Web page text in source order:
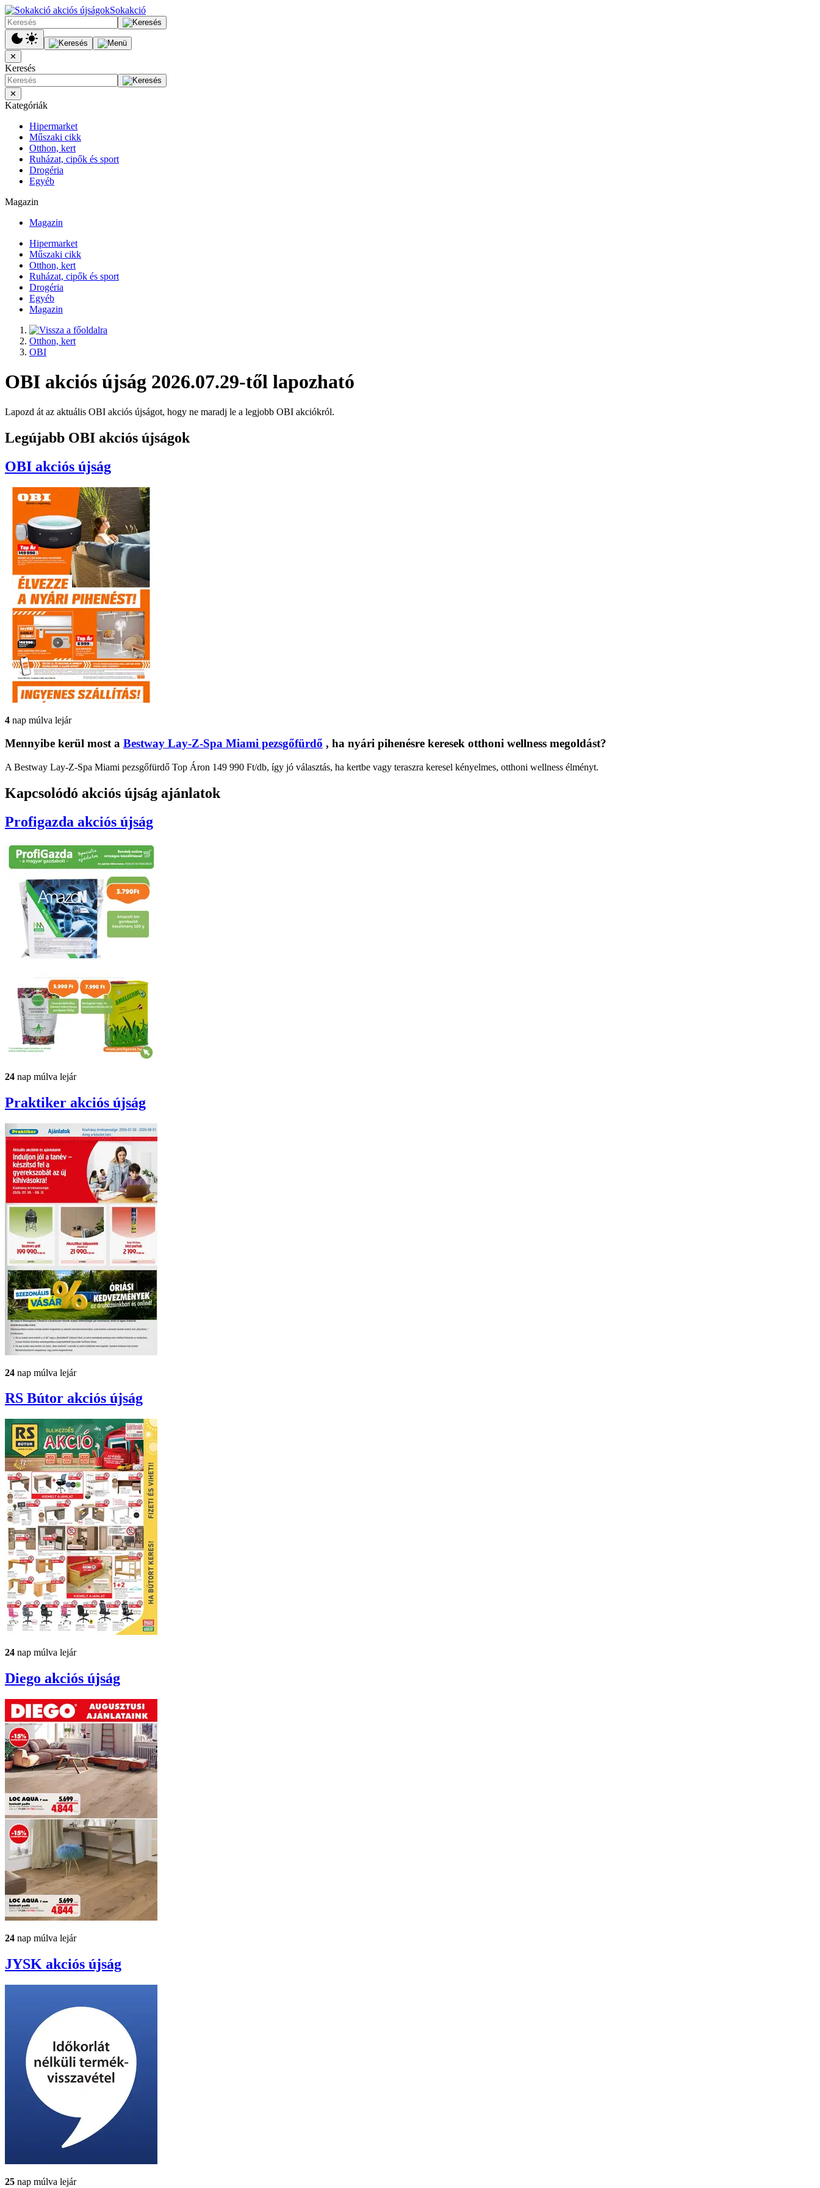
Sokakció
✕
Keresés
✕
Kategóriák
Hipermarket
Műszaki cikk
Otthon, kert
Ruházat, cipők és sport
Drogéria
Egyéb
Magazin
Magazin
Hipermarket
Műszaki cikk
Otthon, kert
Ruházat, cipők és sport
Drogéria
Egyéb
Magazin
Otthon, kert
OBI
OBI akciós újság 2026.07.29-től lapozható
Lapozd át az aktuális OBI akciós újságot, hogy ne maradj le a legjobb OBI akciókról.
Legújabb OBI akciós újságok
OBI akciós újság
4 nap múlva lejár
Mennyibe kerül most a Bestway Lay-Z-Spa Miami pezsgőfürdő , ha nyári pihenésre keresek otthoni wellness megoldást?
A Bestway Lay-Z-Spa Miami pezsgőfürdő Top Áron 149 990 Ft/db, így jó választás, ha kertbe vagy teraszra keresel kényelmes, otthoni wellness élményt.
Kapcsolódó akciós újság ajánlatok
Profigazda akciós újság
24 nap múlva lejár
Praktiker akciós újság
24 nap múlva lejár
RS Bútor akciós újság
24 nap múlva lejár
Diego akciós újság
24 nap múlva lejár
JYSK akciós újság
25 nap múlva lejár